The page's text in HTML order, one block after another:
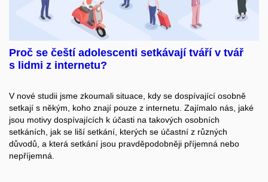
Proč se čeští adolescenti setkávají tváří v tvář
s lidmi z internetu?
V nové studii jsme zkoumali situace, kdy se dospívající osobně
setkají s někým, koho znají pouze z internetu. Zajímalo nás, jaké
jsou motivy dospívajících k účasti na takových osobních
setkáních, jak se liší setkání, kterých se účastní z různých
důvodů, a která setkání jsou pravděpodobněji příjemná nebo
nepříjemná.